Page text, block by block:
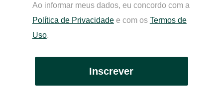
Ao informar meus dados, eu concordo com a
Política de Privacidadee com os Termos de
Uso.
Inscrever